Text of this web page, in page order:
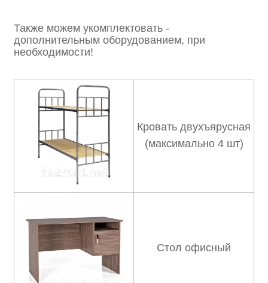
Также можем укомплектовать -
дополнительным оборудованием, при
необходимости!
Кровать двухъярусная
(максимально 4 шт)
Стол офисный